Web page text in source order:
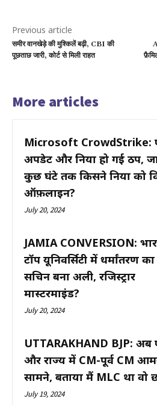
Previous article
समीर वानखेड़े की मुश्किलें बढ़ी, CBI की
पूछताछ जारी, कोर्ट से मिली राहत
More articles
Microsoft CrowdStrike:
अपडेट और दुनिया हो गई ठप,
कुछ घंटे तक किसने दुनिया को
ऑफ़लाइन?
July 20, 2024
JAMIA CONVERSION:
टॉप यूनिवर्सिटी में धर्मांतरण
सचिन बना अली, रजिस्ट्रार
मास्टरमाइंड?
July 20, 2024
UTTARAKHAND BJP:
और राज्य में CM-पूर्व CM
सामने, बताया मैं MLC था वो
July 19, 2024